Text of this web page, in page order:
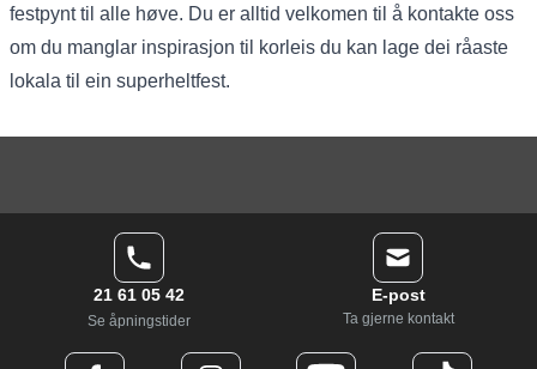
festpynt til alle høve. Du er alltid velkomen til å kontakte oss
om du manglar inspirasjon til korleis du kan lage dei råaste
lokala til ein superheltfest.
21 61 05 42
Se åpningstider
E-post
Ta gjerne kontakt